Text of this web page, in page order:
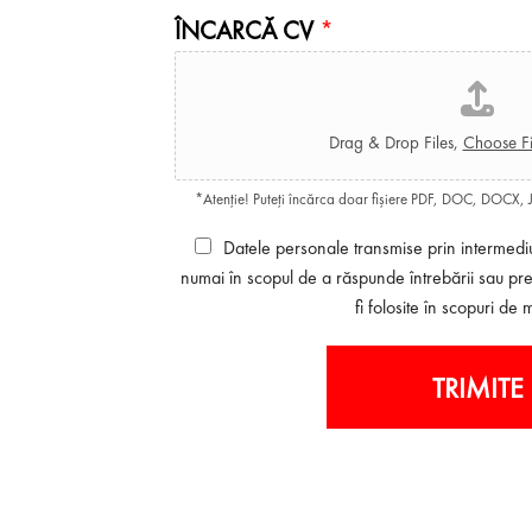
e
*
i
l
*
ÎNCARCĂ CV *
Drag & Drop Files, Choose
*Atenție! Puteți încărca doar fișiere PDF, DOC, DOCX,
Datele personale transmise prin
numai în scopul de a răspunde întrebării sau
fi folosite în scopuri de
TRIMITE